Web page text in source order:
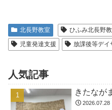
北長野教室 ひふみ北長野
児童発達支援
放課後等デイ
人気記事
きたなが
2026.07.28